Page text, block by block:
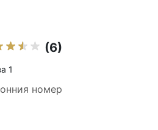
(6)
1
номер